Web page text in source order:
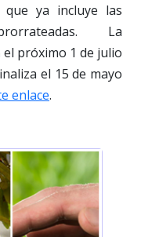
ya incluye las
La
próximo 1 de julio
el 15 de mayo
enlace.